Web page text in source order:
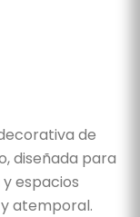
de
diseñada para
espacios
atemporal.